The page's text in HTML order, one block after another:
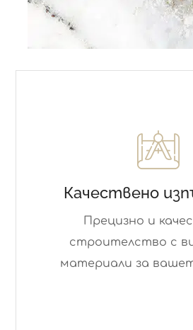
Качествено
Прецизно и
строителство с
материали за